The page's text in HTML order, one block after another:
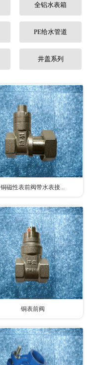
全铝水表箱
PE给水管道
井盖系列
铜磁性表前阀带水表接...
铜表前阀